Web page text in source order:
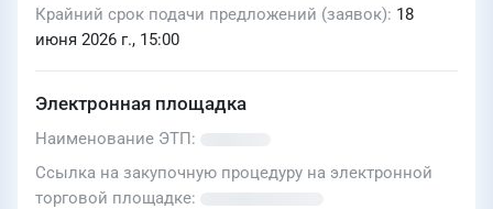
Крайний срок подачи предложений (заявок) 18
июня 2026 г., 15:00
Электронная площадка
Наименование ЭТП
Ссылка на закупочную процедуру на электронной
торговой площадке